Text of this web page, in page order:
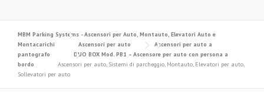
MBM Parking Systems - Ascensori per Auto, Montauto, Elevatori Auto e
Montacarichi
Ascensori per auto
Ascensori per auto a
pantografo
DUO BOX Mod. PB1 – Ascensore per auto con persona a
bordo
Ascensori per auto, Sistemi di parcheggio, Montauto, Elevatori per auto,
Sollevatori per auto